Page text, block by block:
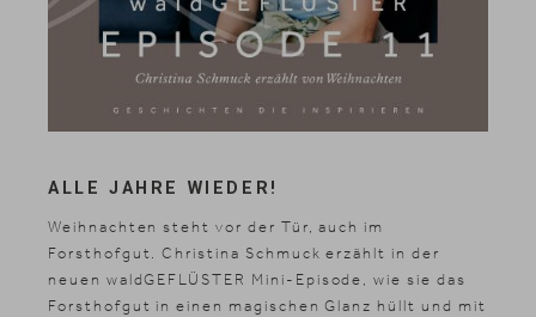
ALLE JAHRE WIEDER!
Weihnachten steht vor der Tür, auch im
Forsthofgut. Christina Schmuck erzählt in der
neuen waldGEFLÜSTER Mini-Episode, wie sie das
Forsthofgut in einen magischen Glanz hüllt und mit